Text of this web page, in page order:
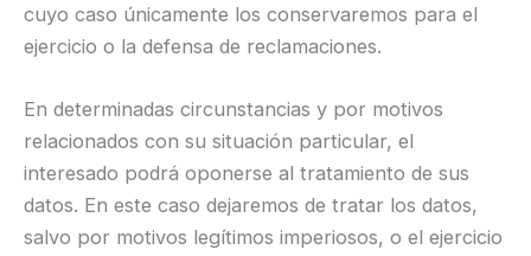
cuyo caso únicamente los conservaremos para el
ejercicio o la defensa de reclamaciones.
En determinadas circunstancias y por motivos
relacionados con su situación particular, el
interesado podrá oponerse al tratamiento de sus
datos. En este caso dejaremos de tratar los datos,
salvo por motivos legítimos imperiosos, o el ejercicio